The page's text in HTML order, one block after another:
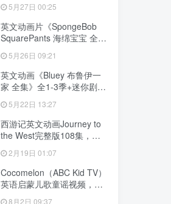
字幕，带配套音频MP3，百
度网盘下载！
5月27日 00:25
英文动画片《SpongeBob
SquarePants 海绵宝宝 全
清视频带英文字幕，百度网
盘下载！
5月26日 09:21
英文动画《Bluey 布鲁伊一
家 全集》全1-3季+迷你剧共
文字幕，送音频MP3，百度
网盘下载！
5月22日 13:27
西游记英文动画Journey to
the West完整版108集，
幕，百度网盘下载！
2月19日 01:07
Cocomelon（ABC Kid TV）
英语启蒙儿歌童谣视频，全
1199集，1080P高清视频带
8月2日 09:37